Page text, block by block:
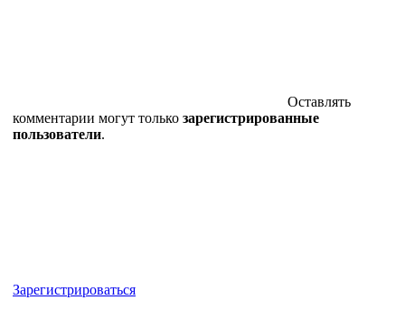
Оставлять
комментарии могут только зарегистрированные
пользователи.
Зарегистрироваться